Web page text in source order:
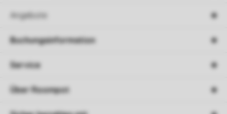
Angebote
Buchungsinformation
Service
Über Roompot